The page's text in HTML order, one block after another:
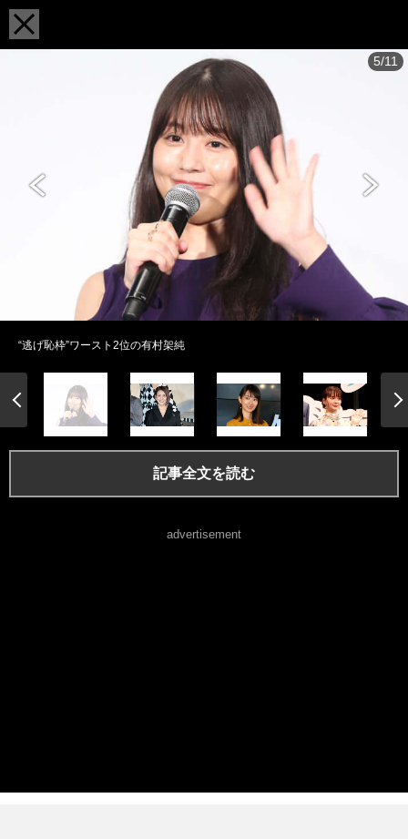
5/11
“逃げ恥枠”ワースト2位の有村架純
記事全文を読む
advertisement